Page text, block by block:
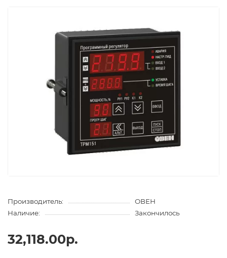
Производитель:
ОВЕН
Наличие:
Закончилось
32,118.00р.